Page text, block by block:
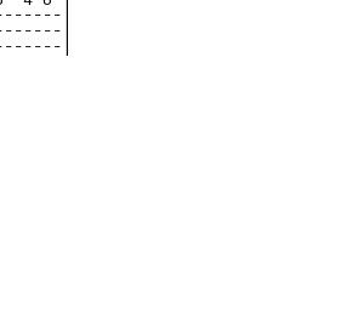
|
|
|